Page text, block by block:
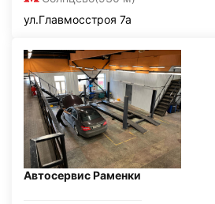
ул.Главмосстроя 7а
Автосервис Раменки